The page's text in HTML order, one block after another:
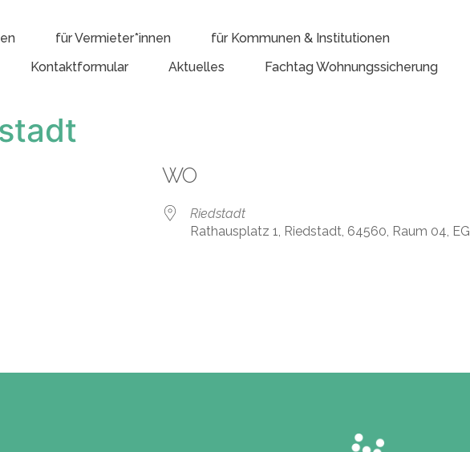
für Vermieter*innen
für Kommunen & Institutionen
Kontaktformular Aktuelles Fachtag Wohnungssicherung
WO
Riedstadt
Rathausplatz 1, Riedstadt, 64560, Raum 04, EG